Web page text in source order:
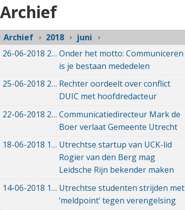
Archief
Archief 2018
juni
26-06-2018 26-06-2018 15:28
Onder het motto: Communiceren
is je bestaan mededelen
25-06-2018 25-06-2018 21:02
Rechter oordeelt over conflict
DUIC met hoofdredacteur
22-06-2018 22-06-2018 16:30
Communicatiedirecteur Mark de
Boer verlaat Gemeente Utrecht
18-06-2018 18-06-2018 11:21
Utrechtse startup van UCK-lid
Rogier van den Berg mag
Leidsche Rijn bekender maken
14-06-2018 14-06-2018 09:17
Utrechtse studenten strijden met
‘meldpoint’ tegen verengelsing